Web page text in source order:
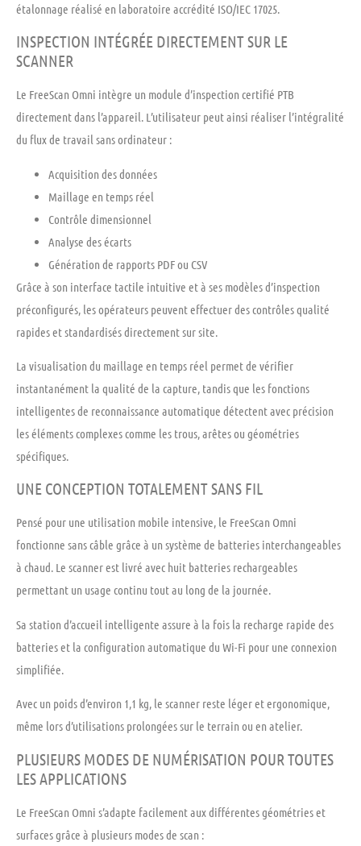
étalonnage réalisé en laboratoire accrédité ISO/IEC 17025.
INSPECTION INTÉGRÉE DIRECTEMENT SUR LE
SCANNER
Le FreeScan Omni intègre un module d’inspection certifié PTB
directement dans l’appareil. L’utilisateur peut ainsi réaliser l’intégralité
du flux de travail sans ordinateur :
Acquisition des données
Maillage en temps réel
Contrôle dimensionnel
Analyse des écarts
Génération de rapports PDF ou CSV
Grâce à son interface tactile intuitive et à ses modèles d’inspection
préconfigurés, les opérateurs peuvent effectuer des contrôles qualité
rapides et standardisés directement sur site.
La visualisation du maillage en temps réel permet de vérifier
instantanément la qualité de la capture, tandis que les fonctions
intelligentes de reconnaissance automatique détectent avec précision
les éléments complexes comme les trous, arêtes ou géométries
spécifiques.
UNE CONCEPTION TOTALEMENT SANS FIL
Pensé pour une utilisation mobile intensive, le FreeScan Omni
fonctionne sans câble grâce à un système de batteries interchangeables
à chaud. Le scanner est livré avec huit batteries rechargeables
permettant un usage continu tout au long de la journée.
Sa station d’accueil intelligente assure à la fois la recharge rapide des
batteries et la configuration automatique du Wi-Fi pour une connexion
simplifiée.
Avec un poids d’environ 1,1 kg, le scanner reste léger et ergonomique,
même lors d’utilisations prolongées sur le terrain ou en atelier.
PLUSIEURS MODES DE NUMÉRISATION POUR TOUTES
LES APPLICATIONS
Le FreeScan Omni s’adapte facilement aux différentes géométries et
surfaces grâce à plusieurs modes de scan :